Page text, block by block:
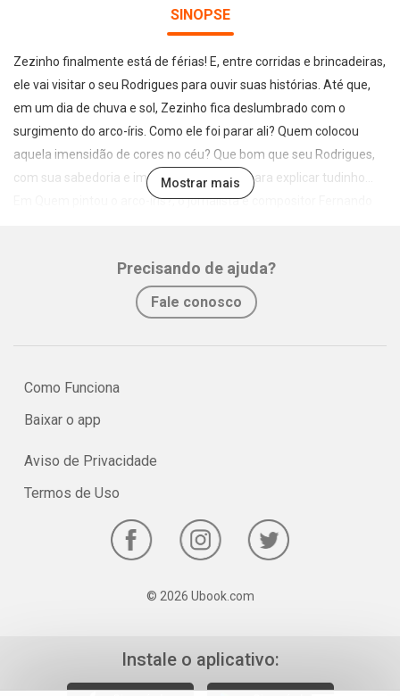
SINOPSE
Zezinho finalmente está de férias! E, entre corridas e brincadeiras,
ele vai visitar o seu Rodrigues para ouvir suas histórias. Até que,
em um dia de chuva e sol, Zezinho fica deslumbrado com o
surgimento do arco-íris. Como ele foi parar ali? Quem colocou
aquela imensidão de cores no céu? Que bom que seu Rodrigues,
com sua sabedoria e imaginação, está ali para explicar tudinho…
Em Quem pintou o arco-íris?, o jornalista e compositor Fernando
Mostrar mais
Precisando de ajuda?
Fale conosco
Como Funciona
Baixar o app
Aviso de Privacidade
Termos de Uso
© 2026 Ubook.com
Instale o aplicativo: